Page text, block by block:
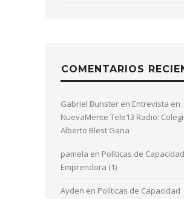
COMENTARIOS
Gabriel Bunster en Entrevista en
NuevaMente Tele13 Radio:
Alberto Blest Gana
pamela en Políticas de Capacidad
Emprendora (1)
Ayden en Políticas de Capacidad